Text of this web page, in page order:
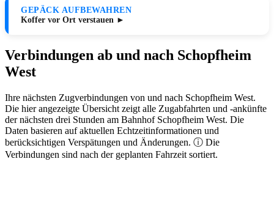
GEPÄCK AUFBEWAHREN
Koffer vor Ort verstauen ►
Verbindungen ab und nach Schopfheim
West
Ihre nächsten Zugverbindungen von und nach Schopfheim West.
Die hier angezeigte Übersicht zeigt alle Zugabfahrten und -ankünfte
der nächsten drei Stunden am Bahnhof Schopfheim West. Die
Daten basieren auf aktuellen Echtzeitinformationen und
berücksichtigen Verspätungen und Änderungen. ⓘ Die
Verbindungen sind nach der geplanten Fahrzeit sortiert.